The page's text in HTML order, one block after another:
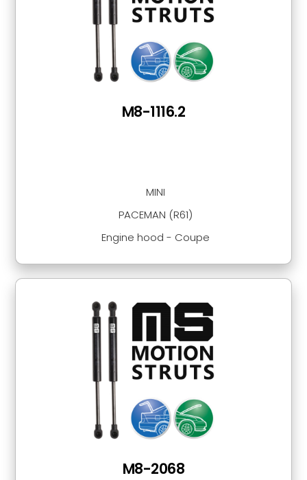
MINI
PACEMAN (R61)
Engine hood - Coupe
M8-1116.2
M8-2068